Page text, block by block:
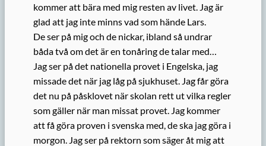
kommer att bära med mig resten av livet. Jag är
glad att jag inte minns vad som hände Lars.
De ser på mig och de nickar, ibland så undrar
båda två om det är en tonåring de talar med…
Jag ser på det nationella provet i Engelska, jag
missade det när jag låg på sjukhuset. Jag får göra
det nu på påsklovet när skolan rett ut vilka regler
som gäller när man missat provet. Jag kommer
att få göra proven i svenska med, de ska jag göra i
morgon. Jag ser på rektorn som säger åt mig att